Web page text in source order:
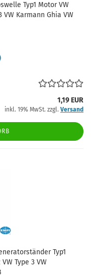
Typ1 Motor VW
VW Karmann Ghia VW
1,19 EUR
inkl. 19% MwSt. zzgl. Versand
Typ1
Type 3 VW